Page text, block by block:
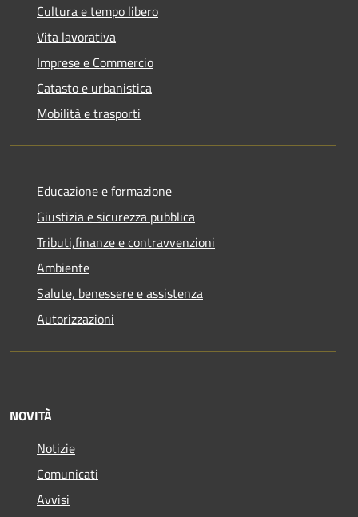
Cultura e tempo libero
Vita lavorativa
Imprese e Commercio
Catasto e urbanistica
Mobilità e trasporti
Educazione e formazione
Giustizia e sicurezza pubblica
Tributi,finanze e contravvenzioni
Ambiente
Salute, benessere e assistenza
Autorizzazioni
NOVITÀ
Notizie
Comunicati
Avvisi